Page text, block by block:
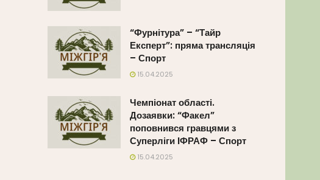
“Фурнітура” – “Тайр
Експерт”: пряма трансляція
– Спорт
15.04.2025
Чемпіонат області.
Дозаявки: “Факел”
поповнився гравцями з
Суперліги ІФРАФ – Спорт
15.04.2025